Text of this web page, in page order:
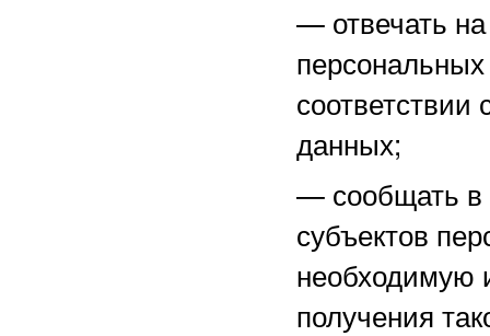
— отвечать
данных;
— сообщать
субъектов
необходимую
получения